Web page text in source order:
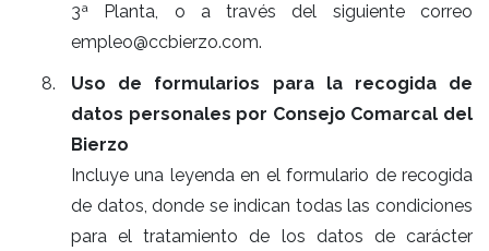
3ª Planta, o a través del siguiente correo
empleo@ccbierzo.com.
Uso de formularios para la recogida de
datos personales por Consejo Comarcal del
Bierzo
Incluye una leyenda en el formulario de recogida
de datos, donde se indican todas las condiciones
para el tratamiento de los datos de carácter